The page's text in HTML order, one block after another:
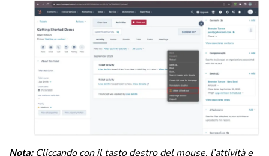
Nota: Cliccando con il tasto destro del mouse, l’attività e